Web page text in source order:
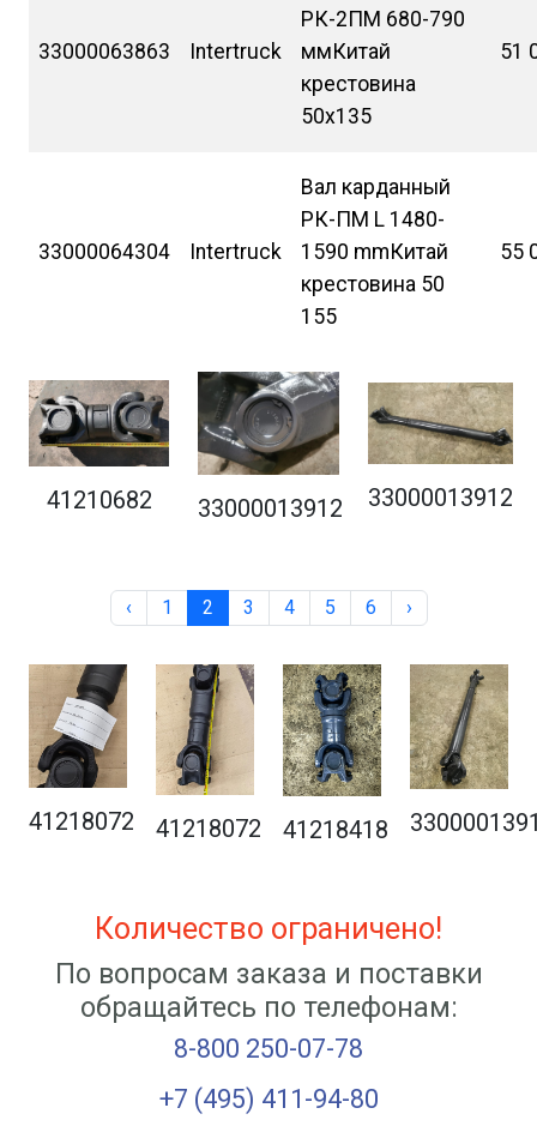
33000063863 Intertruck
РК-2ПМ 680-790
ммКитай
крестовина
50х135
51
33000064304 Intertruck
Вал карданный
РК-ПМ L 1480-
1590 mmКитай
крестовина 50
155
55
41210682 33000013912 33000013912
‹ 1 2 3 4 5 6 ›
41218072 41218072 41218418
Количество ограничено!
По вопросам заказа и поставки
обращайтесь по телефонам:
8-800 250-07-78
+7 (495) 411-94-80